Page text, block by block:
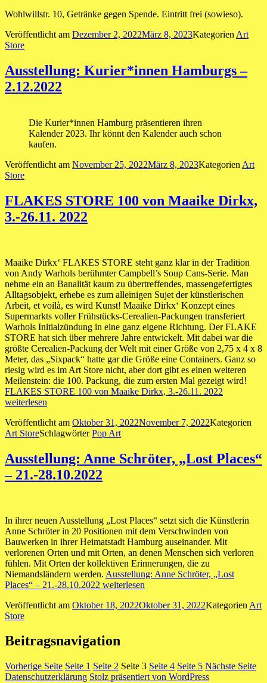
Wohlwillstr. 10, Getränke gegen Spende. Eintritt frei (sowieso).
Veröffentlicht am Dezember 2, 2022März 8, 2023Kategorien Art
Store
Ausstellung: Kurier*innen Hamburgs –
2.12.2022
Die Kurier*innen Hamburg präsentieren ihren
Kalender 2023. Ihr könnt den Kalender auch schon
kaufen.
Veröffentlicht am November 25, 2022März 8, 2023Kategorien Art
Store
FLAKES STORE 100 von Maaike Dirkx,
3.-26.11. 2022
Maaike Dirkx‘ FLAKES STORE steht ganz klar in der Tradition
von Andy Warhols berühmter Campbell’s Soup Cans-Serie. Man
nehme ein an Banalität kaum zu übertreffendes, massengefertigtes
Alltagsobjekt, erhebe es zum alleinigen Sujet der künstlerischen
Arbeit, et voilà, es wird Kunst! Maaike Dirkx‘ Konzept eines
Supermarkts voller Frühstücks-Cerealien-Packungen transferiert
Warhols Initialzündung in eine ganz eigene Richtung. Der FLAKE
STORE hat sich über mehrere Jahre entwickelt. Mit dabei war die
größte Cerealien-Packung der Welt mit einer Größe von 2,75 x 4 x 8
Meter, das „Sixpack“ hatte gar die Größe eine Containers. Ganz so
riesig wird es im Art Store nicht, aber dort gibt es einen weiteren
Meilenstein: die 100. Packung, die zum ersten Mal gezeigt wird!
FLAKES STORE 100 von Maaike Dirkx, 3.-26.11. 2022
weiterlesen
Veröffentlicht am Oktober 31, 2022November 7, 2022Kategorien
Art StoreSchlagwörterPop Art
Ausstellung: Anne Schröter, „Lost Places“
– 21.-28.10.2022
In ihrer neuen Ausstellung „Lost Places“ setzt sich die Künstlerin
Anne Schröter in 20 Positionen mit dem Verschwinden von
Bauwerken in ihrer Heimatstadt Hamburg auseinander. Mit
verlorenen Orten und mit Orten, an denen Menschen sich verloren
fühlen. Mit Orten der kollektiven Erinnerungen, die zu
Niemandsländern werden. Ausstellung: Anne Schröter, „Lost
Places“ – 21.-28.10.2022 weiterlesen
Veröffentlicht am Oktober 18, 2022Oktober 31, 2022Kategorien Art
Store
Beitragsnavigation
Vorherige Seite Seite 1 Seite 2 Seite 3 Seite 4 Seite 5 Nächste Seite
Datenschutzerklärung Stolz präsentiert von WordPress